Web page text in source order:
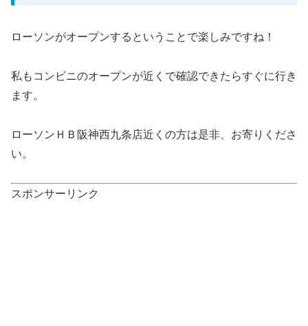
ローソンがオープンするということで楽しみですね！
私もコンビニのオープンが近くで確認できたらすぐに行き
ます。
ローソンＨＢ阪神西九条店近くの方は是非、お寄りくださ
い。
スポンサーリンク